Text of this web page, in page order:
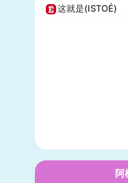
纽约每日新闻
这就是(ISTOÉ)
阿